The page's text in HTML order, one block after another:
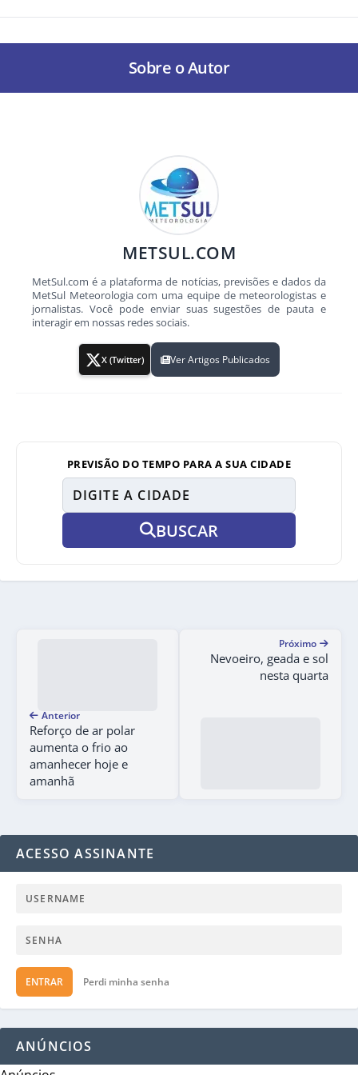
Sobre o Autor
METSUL.COM
MetSul.com é a plataforma de notícias, previsões e dados da
MetSul Meteorologia com uma equipe de meteorologistas e
jornalistas. Você pode enviar suas sugestões de pauta e
interagir em nossas redes sociais.
X (Twitter) Ver Artigos Publicados
PREVISÃO DO TEMPO PARA A SUA CIDADE
BUSCAR
Anterior
Reforço de ar polar
aumenta o frio ao
amanhecer hoje e
amanhã
Próximo
Nevoeiro, geada e sol
nesta quarta
ACESSO ASSINANTE
ENTRAR Perdi minha senha
ANÚNCIOS